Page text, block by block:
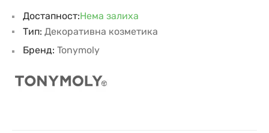
Достапност:Нема залиха
Тип: Декоративна козметика
Бренд: Tonymoly